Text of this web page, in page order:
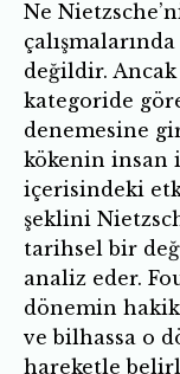
Ne
değildir.
kategoride
denemesine
kökenin insan
içerisindeki
şeklini
tarihsel bir
analiz eder.
dönemin
ve bilhassa o
hareketle